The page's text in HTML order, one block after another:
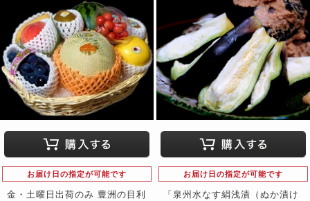
お届け日の指定が可能です
金・土曜日出荷のみ 豊洲の目利
お届け日の指定が可能です
「泉州水なす絹浅漬（ぬか漬け